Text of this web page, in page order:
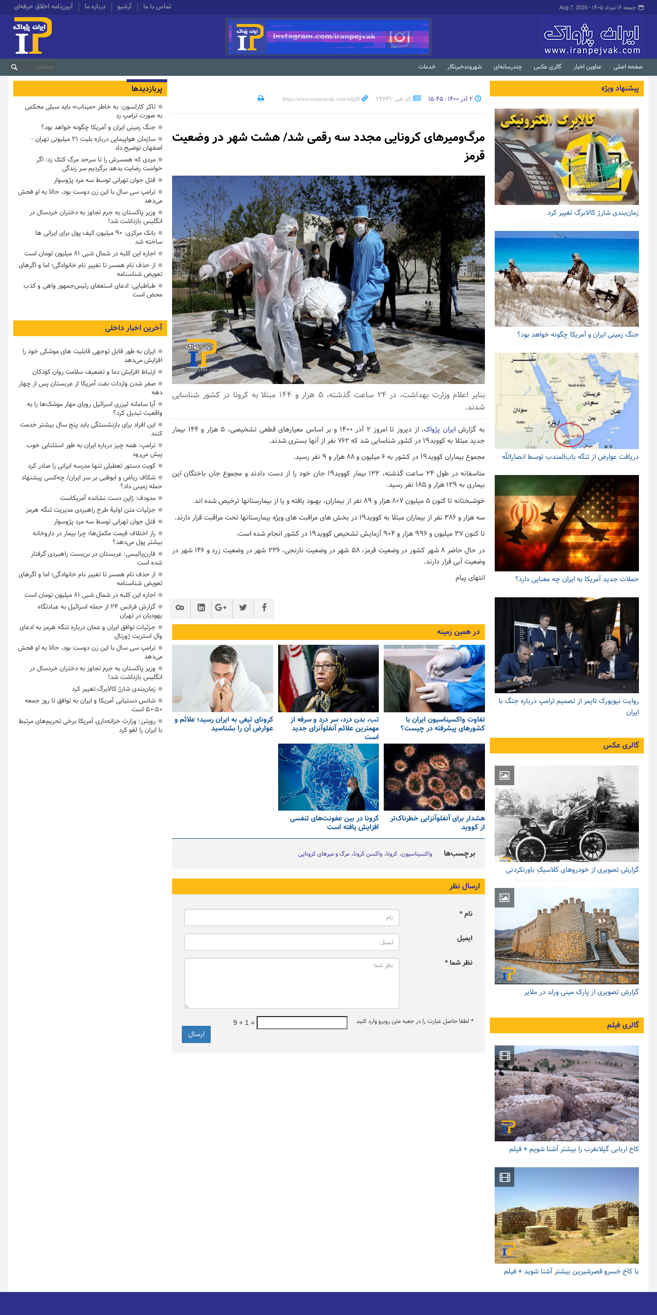
جمعه ۱۶ مرداد ۱۴۰۵ - Aug 7, 2026 تماس با ما آرشیو درباره ما آیین‌نامه اخلاق حرفه‌ای
صفحه اصلی عناوین اخبار گالری عکس چندرسانه‌ای شهروندخبرنگار خدمات
۲ آذر ۱۴۰۰ - ۱۵:۴۵ کد خبر: 24631
مرگ‌ومیرهای کرونایی مجدد سه رقمی شد/ هشت شهر در وضعیت
قرمز
بنابر اعلام وزارت بهداشت، در ۲۴ ساعت گذشته، ۵ هزار و ۱۴۴ مبتلا به کرونا در کشور شناسایی
شدند.
به گزارشایران پژواک
، از دیروز تا امروز ۲ آذر ۱۴۰۰ و بر اساس معیارهای قطعی تشخیصی، ۵ هزار و ۱۴۴ بیمار
جدید مبتلا به کووید۱۹ در کشور شناسایی شد که ۷۶۲ نفر از آنها بستری شدند.
مجموع بیماران کووید۱۹ در کشور به ۶ میلیون و ۸۸ هزار و ۹ نفر رسید.
متاسفانه در طول ۲۴ ساعت گذشته، ۱۳۲ بیمار کووید۱۹ جان خود را از دست دادند و مجموع جان باختگان این
بیماری به ۱۲۹ هزار و ۱۸۵ نفر رسید.
خوشبختانه تا کنون ۵ میلیون ۸۰۷ هزار و ۸۹ نفر از بیماران، بهبود یافته و یا از بیمارستانها ترخیص شده اند.
سه هزار و ۳۸۶ نفر از بیماران مبتلا به کووید۱۹ در بخش های مراقبت های ویژه بیمارستانها تحت مراقبت قرار دارند.
تا کنون ۳۷ میلیون و ۹۹۶ هزار و ۹۰۴ آزمایش تشخیص کووید۱۹ در کشور انجام شده است.
در حال حاضر ۸ شهر کشور در وضعیت قرمز، ۵۸ شهر در وضعیت نارنجی، ۲۳۶ شهر در وضعیت زرد و ۱۴۶ شهر در
وضعیت آبی قرار دارند.
انتهای پیام
در همین زمینه
تفاوت واکسیناسیون ایران با
کشورهای پیشرفته در چیست؟
تب، بدن درد، سر درد و سرفه از
مهمترین علائم آنفلوآنزای جدید
است
کرونای تیغی به ایران رسید؛ علائم و
عوارض آن را بشناسید
هشدار برای آنفلوآنزایی خطرناک‌تر
از کووید
کرونا در بین عفونت‌های تنفسی
افزایش یافته است
برچسب‌ها واکسیناسیون کرونا واکسن کرونا مرگ و میرهای کرونایی
ارسال نظر
نام *
ایمیل
نظر شما *
* لطفا حاصل عبارت را در جعبه متن روبرو وارد کنید 9 + 1 =
پیشنهاد ویژه
زمان‌بندی شارژ کالابرگ تغییر کرد
جنگ زمینی ایران و آمریکا چگونه خواهد بود؟
دریافت عوارض از تنگه باب‌المندب توسط انصاراللّه
حملات جدید آمریکا به ایران چه معنایی دارد؟
روایت نیویورک تایمز از تصمیم ترامپ درباره جنگ با
ایران
گالری عکس
گزارش تصویری از خودروهای کلاسیکِ باورنکردنی
گزارش تصویری از پارک مینی ورلد در ملایر
گالری فیلم
کاخ اربابی گیلانغرب را بیشتر آشنا شویم + فیلم
با کاخ خسرو قصرشیرین بیشتر آشنا شوید + فیلم
پربازدیدها
تاکر کارلسون: به خاطر «میناب» باید سیلی محکمی
به صورت ترامپ زد
جنگ زمینی ایران و آمریکا چگونه خواهد بود؟
سازمان هواپیمایی درباره بلیت ۲۱ میلیونی تهران -
اصفهان توضیح داد
مردی که همسرش را تا سرحد مرگ کتک زد: اگر
خواست رضایت بدهد برگردیم سر زندگی
قتل جوان تهرانی توسط سه مرد پژوسوار
ترامپ سی سال با این زن دوست بود، حالا به او فحش
می‌دهد
وزیر پاکستان به جرم تجاوز به دختران خردسال در
انگلیس بازداشت شد!
بانک مرکزی: ۹۰ میلیون کیف پول برای ایرانی ها
ساخته شد
اجاره این کلبه در شمال شبی ۸۱ میلیون تومان است
از حذف نام همسر تا تغییر نام خانوادگی؛ اما و اگرهای
تعویض شناسنامه
طباطبایی: ادعای استعفای رئیس‌جمهور واهی و کذب
محض است
آخرین اخبار داخلی
ایران به طور قابل توجهی قابلیت های موشکی خود را
افزایش می‌دهد
ارتباط افزایش دما و تضعیف سلامت روان کودکان
صفر شدن واردات نفت آمریکا از عربستان پس از چهار
دهه
آیا سامانه لیزری اسرائیل رویای مهار موشک‌ها را به
واقعیت تبدیل کرد؟
این افراد برای بازنشستگی باید پنج سال بیشتر خدمت
کنند
ترامپ: همه چیز درباره ایران به طور استثنایی خوب
پیش می‌رود
کویت دستور تعطیلی تنها مدرسه ایرانی را صادر کرد
شکاف ریاض و ابوظبی بر سر ایران/ چه‌کسی پیشنهاد
حمله زمینی داد؟
مدودف: ژاپن دست نشانده آمریکاست
جزئیات متن اولیۀ طرح راهبردی مدیریت تنگه هرمز
قتل جوان تهرانی توسط سه مرد پژوسوار
راز اختلاف قیمت مکمل‌ها؛ چرا بیمار در داروخانه
بیشتر پول می‌دهد؟
فارن‌پالیسی: عربستان در بن‌بست راهبردی گرفتار
شده است
از حذف نام همسر تا تغییر نام خانوادگی؛ اما و اگرهای
تعویض شناسنامه
اجاره این کلبه در شمال شبی ۸۱ میلیون تومان است
گزارش فرانس ۲۴ از حمله اسرائیل به عبادتگاه
یهودیان در تهران
جزئیات توافق ایران و عمان درباره تنگه هرمز به ادعای
وال استریت ژورنال
ترامپ سی سال با این زن دوست بود، حالا به او فحش
می‌دهد
وزیر پاکستان به جرم تجاوز به دختران خردسال در
انگلیس بازداشت شد!
زمان‌بندی شارژ کالابرگ تغییر کرد
شانس دستیابی آمریکا و ایران به توافق تا روز جمعه
۵۰-۵۰ است
رویترز: وزارت خزانه‌داری آمریکا برخی تحریم‌های مرتبط
با ایران را لغو کرد